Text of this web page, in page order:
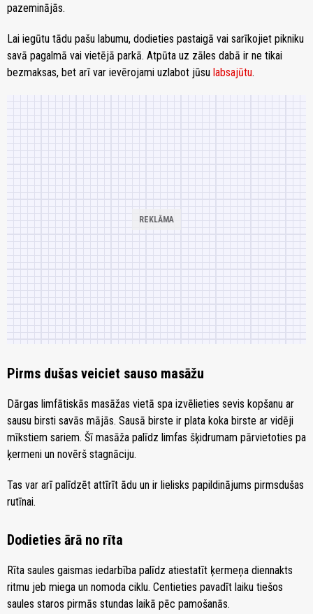
pazeminājās.
Lai iegūtu tādu pašu labumu, dodieties pastaigā vai sarīkojiet pikniku
savā pagalmā vai vietējā parkā. Atpūta uz zāles dabā ir ne tikai
bezmaksas, bet arī var ievērojami uzlabot jūsu labsajūtu.
Pirms dušas veiciet sauso masāžu
Dārgas limfātiskās masāžas vietā spa izvēlieties sevis kopšanu ar
sausu birsti savās mājās. Sausā birste ir plata koka birste ar vidēji
mīkstiem sariem. Šī masāža palīdz limfas šķidrumam pārvietoties pa
ķermeni un novērš stagnāciju.
Tas var arī palīdzēt attīrīt ādu un ir lielisks papildinājums pirmsdušas
rutīnai.
Dodieties ārā no rīta
Rīta saules gaismas iedarbība palīdz atiestatīt ķermeņa diennakts
ritmu jeb miega un nomoda ciklu. Centieties pavadīt laiku tiešos
saules staros pirmās stundas laikā pēc pamošanās.